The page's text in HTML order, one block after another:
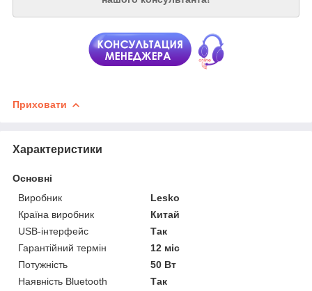
Приховати
Характеристики
Основні
Виробник
Lesko
Країна виробник
Китай
USB-інтерфейс
Так
Гарантійний термін
12 міс
Потужність
50 Вт
Наявність Bluetooth
Так